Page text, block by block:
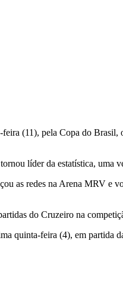
(11), pela Copa do Brasil,
líder da estatística, uma
as redes na Arena MRV e
do Cruzeiro na
quinta-feira (4), em partida